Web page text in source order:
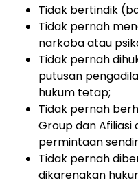
Tidak bertindik
Tidak pernah
narkoba atau
Tidak pernah
putusan
hukum tetap;
Tidak pernah
Group dan Afiliasi
permintaan
Tidak pernah
dikarenakan